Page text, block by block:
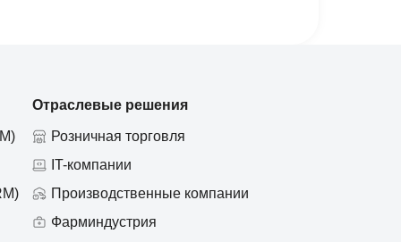
Отраслевые решения
Фарминдустрия
Производственные компании
IT-компании
Розничная торговля